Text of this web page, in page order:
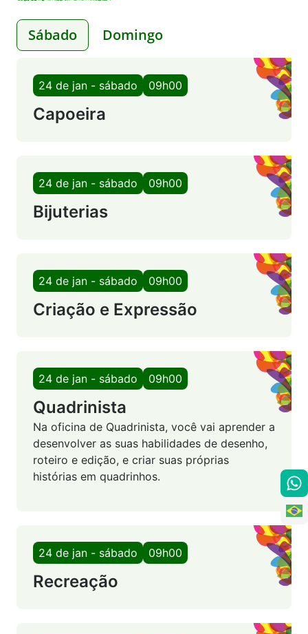
Sábado Domingo
24 de jan - sábado 09h00
Capoeira
24 de jan - sábado 09h00
Bijuterias
24 de jan - sábado 09h00
Criação e Expressão
24 de jan - sábado 09h00
Quadrinista
Na oficina de Quadrinista, você vai aprender a
desenvolver as suas habilidades de desenho,
roteiro e edição, e criar suas próprias
histórias em quadrinhos.
24 de jan - sábado 09h00
Recreação